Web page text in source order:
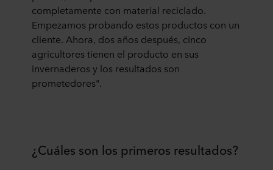
completamente con material reciclado.
Empezamos probando estos productos con un
cliente. Ahora, dos años después, cinco
agricultores tienen el producto en sus
invernaderos y los resultados son
prometedores".
¿Cuáles son los primeros resultados?